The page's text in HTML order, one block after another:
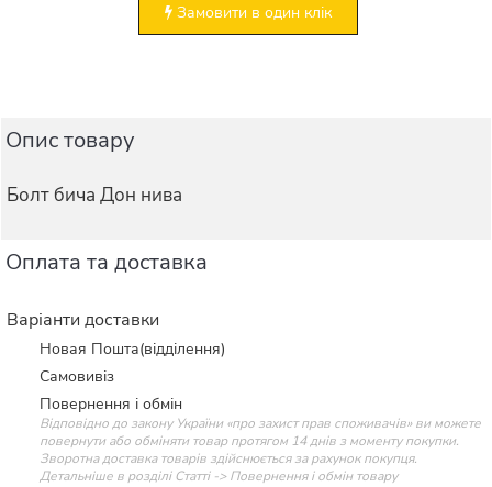
Замовити в один клік
Опис товару
Болт бича Дон нива
Оплата та доставка
Варіанти доставки
Новая Пошта(відділення)
Самовивіз
Повернення і обмін
Відповідно до закону України «про захист прав споживачів» ви можете
повернути або обміняти товар протягом 14 днів з моменту покупки.
Зворотна доставка товарів здійснюється за рахунок покупця.
Детальніше в розділі Статті -> Повернення і обмін товару